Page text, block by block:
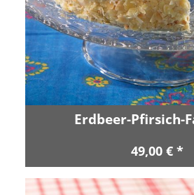
Erdbeer-Pfirsich-
49,00 € *